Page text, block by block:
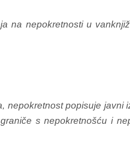
na nepokretnosti u
nepokretnost popisuje javni
s nepokretnošću i